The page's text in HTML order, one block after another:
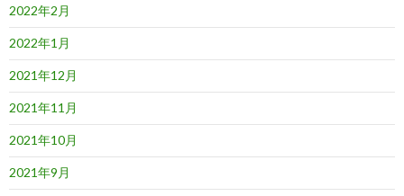
2022年2月
2022年1月
2021年12月
2021年11月
2021年10月
2021年9月